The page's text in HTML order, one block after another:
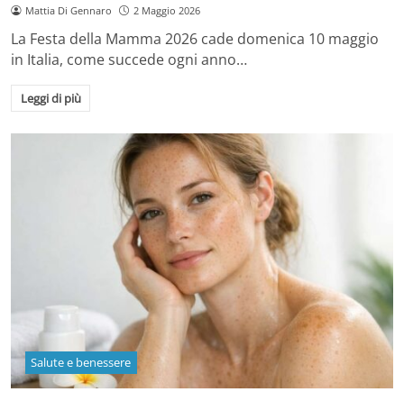
Mattia Di Gennaro 2 Maggio 2026
La Festa della Mamma 2026 cade domenica 10 maggio
in Italia, come succede ogni anno…
Leggi di più
Salute e benessere